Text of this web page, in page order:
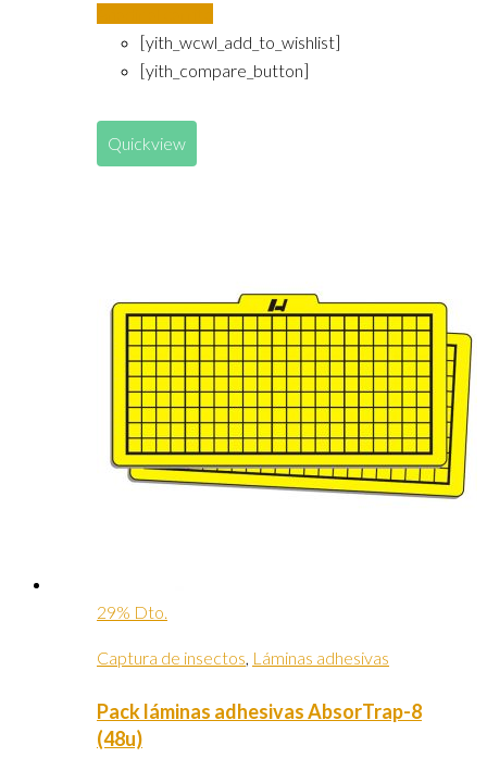
[yith_wcwl_add_to_wishlist]
[yith_compare_button]
Quickview
29% Dto.
Captura de insectos, Láminas adhesivas
Pack láminas adhesivas AbsorTrap-8
(48u)